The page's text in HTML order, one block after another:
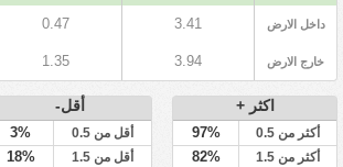
داخل الارض 3.41
0.47
خارج الارض 3.94
1.35
اكثر +
أكثر من 0.5 97%
أكثر من 1.5 82%
أقل-
أقل من 0.5 3%
أقل من 1.5 18%